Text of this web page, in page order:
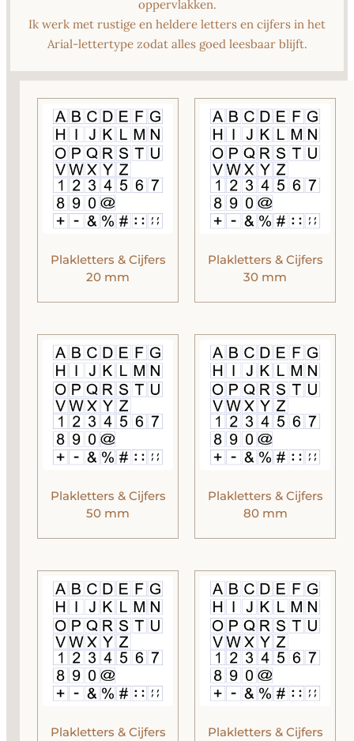
oppervlakken.
Ik werk met rustige en heldere letters en cijfers in het
Arial‑lettertype zodat alles goed leesbaar blijft.
Plakletters & Cijfers
20 mm
Plakletters & Cijfers
30 mm
Plakletters & Cijfers
50 mm
Plakletters & Cijfers
80 mm
Plakletters & Cijfers
Plakletters & Cijfers